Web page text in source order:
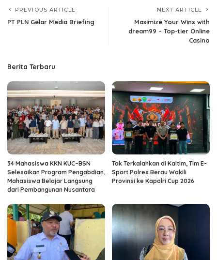
PREVIOUS ARTICLE
PT PLN Gelar Media Briefing
NEXT ARTICLE
Maximize Your Wins with
dream99 – Top-tier Online
Casino
Berita Terbaru
34 Mahasiswa KKN KUC–BSN
Selesaikan Program Pengabdian,
Mahasiswa Belajar Langsung
dari Pembangunan Nusantara
Tak Terkalahkan di Kaltim, Tim E-
Sport Polres Berau Wakili
Provinsi ke Kapolri Cup 2026